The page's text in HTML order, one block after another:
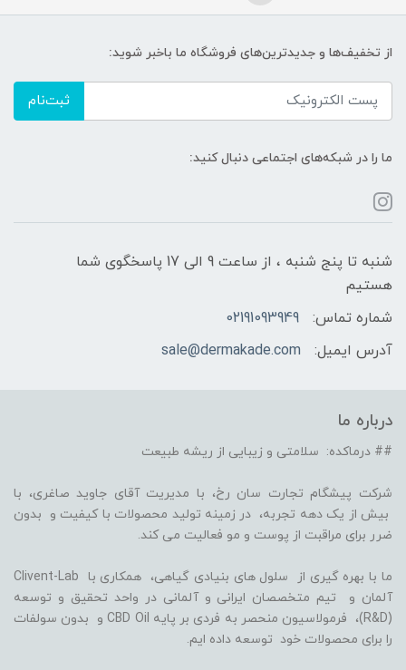
از تخفیف‌ها و جدیدترین‌های فروشگاه ما باخبر شوید:
ثبت‌نام
ما را در شبکه‌های اجتماعی دنبال کنید:
شنبه تا پنج شنبه ، از ساعت 9 الی 17 پاسخگوی شما
هستیم
شماره تماس:
02191093949
آدرس ایمیل:
sale@dermakade.com
درباره ما
## درماکده: سلامتی و زیبایی از ریشه طبیعت
شرکت پیشگام تجارت سان رخ، با مدیریت آقای جاوید صاغری، با
بیش از یک دهه تجربه، در زمینه تولید محصولات با کیفیت و بدون
ضرر برای مراقبت از پوست و مو فعالیت می کند.
ما با بهره گیری از سلول های بنیادی گیاهی، همکاری با Clivent-Lab
آلمان و تیم متخصصان ایرانی و آلمانی در واحد تحقیق و توسعه
(R&D)، فرمولاسیون منحصر به فردی بر پایه CBD Oil و بدون سولفات
را برای محصولات خود توسعه داده ایم.